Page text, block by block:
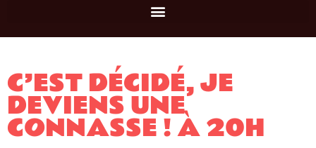
C’EST DÉCIDÉ, JE
DEVIENS UNE
CONNASSE ! À 20H